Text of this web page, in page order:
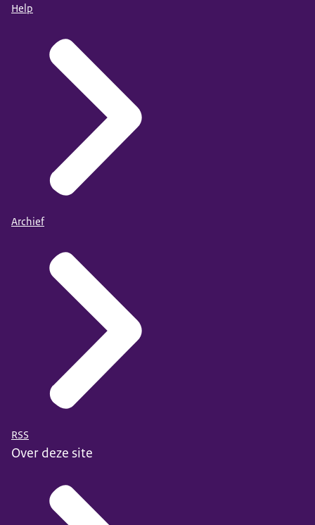
Help
Archief
RSS
Over deze site